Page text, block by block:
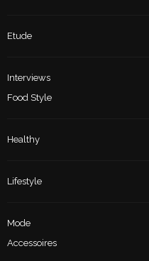
Etude
Interviews
Food Style
Healthy
Lifestyle
Mode
Accessoires